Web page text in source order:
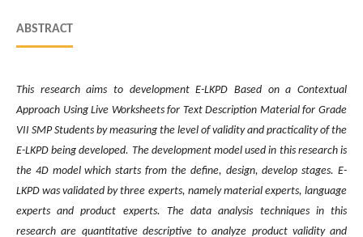
ABSTRACT
This research aims to developmentE-LKPD Based on a Contextual
Approach Using Live Worksheets for Text Description Material for Grade
VII SMP Students by measuring the level of validity and practicality of the
E-LKPD being developed. The development model used in this research is
the 4D model which starts from the define, design, develop stages. E-
LKPD was validated by three experts, namely material experts, language
experts and product experts. The data analysis techniques in this
research are quantitative descriptive to analyze product validity and